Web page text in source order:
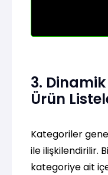
3.
Ürün
Kategoriler
ile ilişkilendirilir.
kategoriye ait